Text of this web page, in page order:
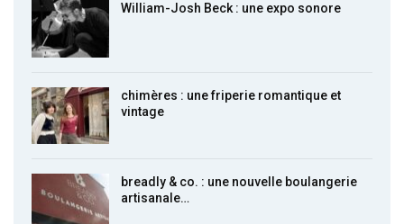
William-Josh Beck : une expo sonore
chimères : une friperie romantique et
vintage
breadly & co. : une nouvelle boulangerie
artisanale…